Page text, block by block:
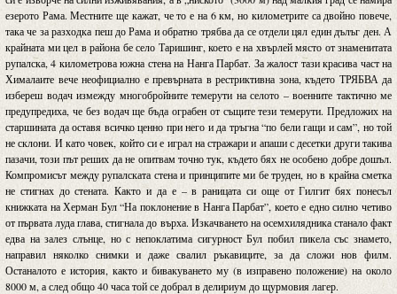
езерото Рама. Местните ще кажат, че то е на 6 км, но километрите са двойно повече,
така че за разходка пеш до Рама и обратно трябва да се отдели цял един дълъг ден. А
крайната ми цел в района бе село Таришинг, което е на хвърлей място от знаменитата
рупалска, 4 километрова южна стена на Нанга Парбат. За жалост тази красива част на
Хималаите вече неофициално е превърната в рестриктивна зона, където ТРЯБВА да
избереш водач измежду многобройните темерути на селото – военните тактично ме
предупредиха, че без водач ще бъда ограбен от същите тези темерути. Предложих на
старшината да оставя всичко ценно при него и да тръгна “по бели гащи и сам”, но той
не склони. И като човек, който си е играл на стражари и апаши с десетки други такива
пазачи, този път реших да не опитвам точно тук, където бях не особено добре дошъл.
Компромисът между рупалската стена и принципите ми бе труден, но в крайна сметка
не стигнах до стената. Както и да е – в раницата си още от Гилгит бях понесъл
книжката на Херман Бул “На поклонение в Нанга Парбат”, което е едно силно четиво
от първата луда глава, стигнала до върха. Изкачването на осемхилядника станало факт
едва на залез слънце, но с непоклатима сигурност Бул побил пикела със знамето,
направил няколко снимки и даже свалил ръкавиците, за да сложи нов филм.
Останалото е история, както и бивакуването му (в изправено положение) на около
8000 м, а след общо 40 часа той се добрал в делириум до щурмовия лагер.